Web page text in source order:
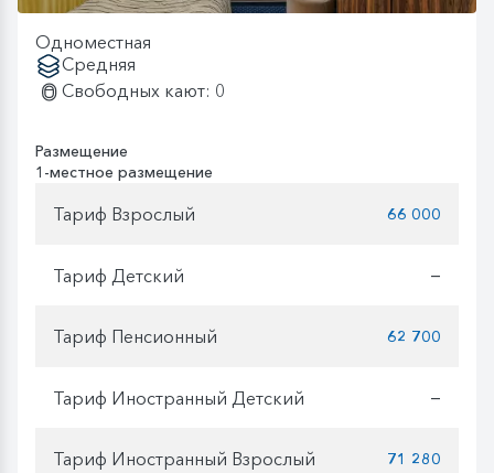
Одноместная
Средняя
Свободных кают: 0
Размещение
1-местное размещение
Тариф Взрослый 66 000
Тариф Детский —
Тариф Пенсионный 62 700
Тариф Иностранный Детский —
Тариф Иностранный Взрослый 71 280